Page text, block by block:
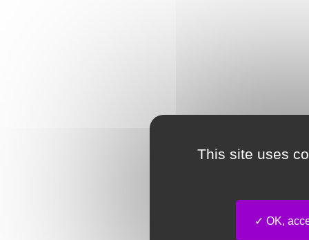
This site uses
OK,